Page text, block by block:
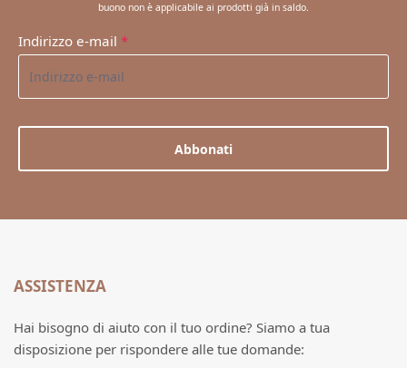
buono non è applicabile ai prodotti già in saldo.
Indirizzo e-mail *
Abbonati
ASSISTENZA
Hai bisogno di aiuto con il tuo ordine? Siamo a tua
disposizione per rispondere alle tue domande: